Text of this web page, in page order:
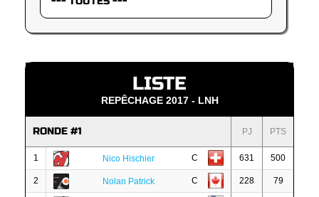
LISTE
REPÊCHAGE 2017 - LNH
RONDE #1 PJ PTS
1 Nico Hischier C 631 500
2 Nolan Patrick C 228 79